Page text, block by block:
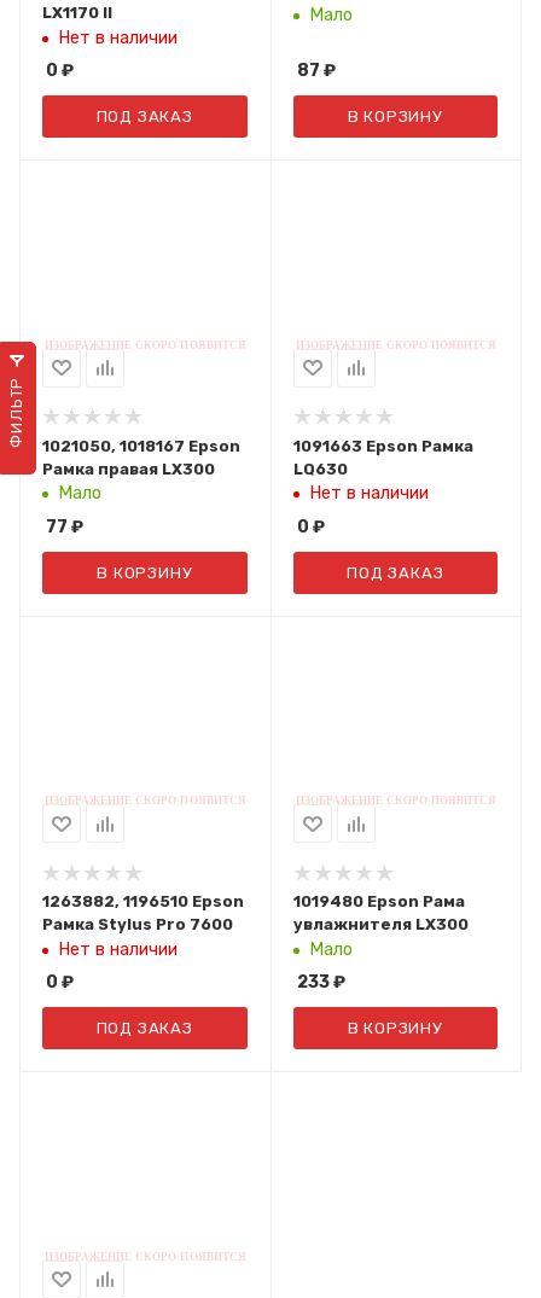
LX1170 II
Нет в наличии
0 ₽
ПОД ЗАКАЗ
Мало
87 ₽
В КОРЗИНУ
1021050, 1018167 Epson
Рамка правая LX300
Мало
77 ₽
В КОРЗИНУ
1091663 Epson Рамка
LQ630
Нет в наличии
0 ₽
ПОД ЗАКАЗ
1263882, 1196510 Epson
Рамка Stylus Pro 7600
Нет в наличии
0 ₽
ПОД ЗАКАЗ
1019480 Epson Рама
увлажнителя LX300
Мало
233 ₽
В КОРЗИНУ
ФИЛЬТР